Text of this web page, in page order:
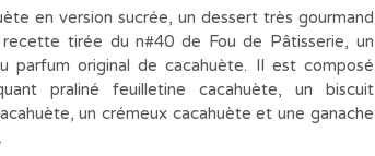
en version sucrée, un dessert très gourmand
recette tirée du n#40 de Fou de Pâtisserie, un
parfum original de cacahuète. Il est composé
praliné feuilletine cacahuète, un biscuit
un crémeux cacahuète et une ganache